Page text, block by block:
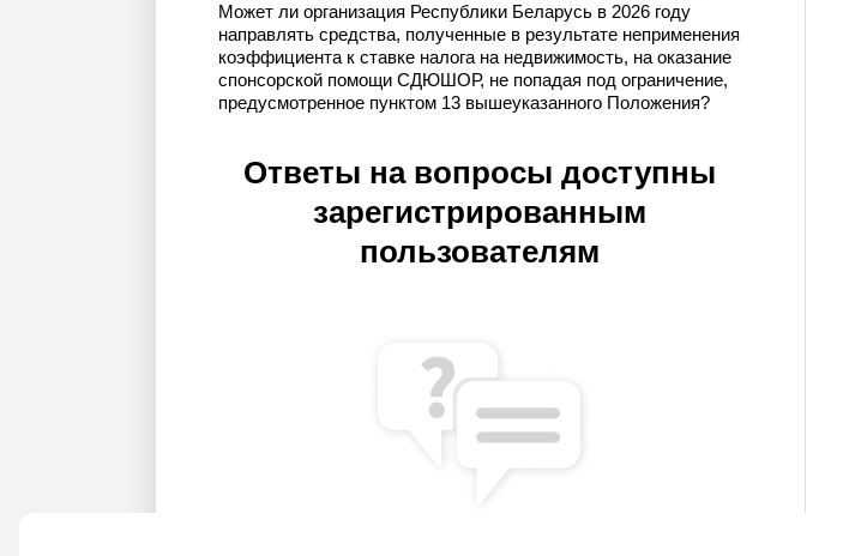
Может ли организация Республики Беларусь в 2026 году
направлять средства, полученные в результате неприменения
коэффициента к ставке налога на недвижимость, на оказание
спонсорской помощи СДЮШОР, не попадая под ограничение,
предусмотренное пунктом 13 вышеуказанного Положения?
Ответы на вопросы доступны
зарегистрированным
пользователям